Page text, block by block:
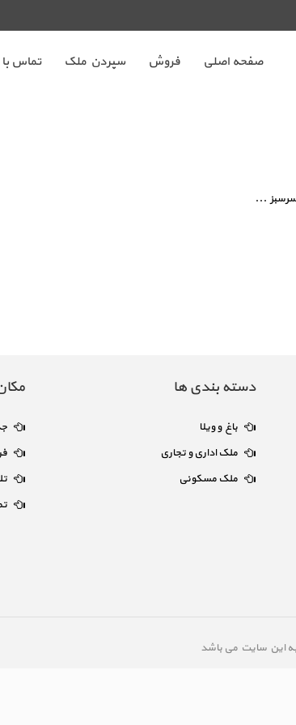
صفحه اصلي فروش سپردن ملک تماس با
...
دسته بندی ها
باغ و ویلا
ملک اداری و تجاری
ملک مسکونی
این سایت می باشد